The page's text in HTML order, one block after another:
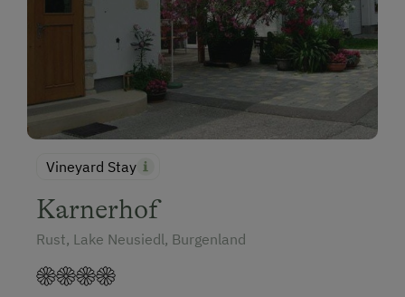
Vineyard Stay
Karnerhof
Rust, Lake Neusiedl, Burgenland